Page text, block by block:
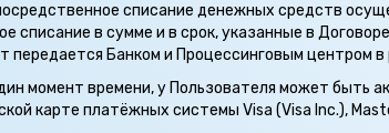
списание денежных средств
списание в сумме и в срок, указанные в
передается Банком и Процессинговым центром
момент времени, у Пользователя может быть
карте платёжных системы Visa (Visa Inc.),